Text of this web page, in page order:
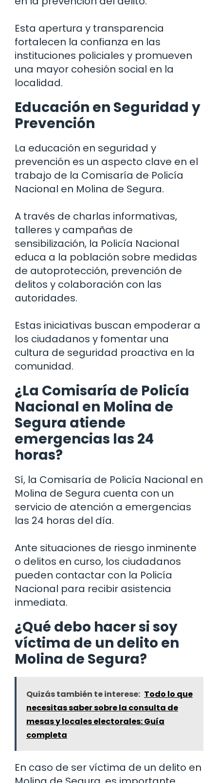
Esta apertura y transparencia
fortalecen la confianza en las
instituciones policiales y promueven
una mayor cohesión social en la
localidad.
Educación en Seguridad y
Prevención
La educación en seguridad y
prevención es un aspecto clave en el
trabajo de la Comisaría de Policía
Nacional en Molina de Segura.
A través de charlas informativas,
talleres y campañas de
sensibilización, la Policía Nacional
educa a la población sobre medidas
de autoprotección, prevención de
delitos y colaboración con las
autoridades.
Estas iniciativas buscan empoderar a
los ciudadanos y fomentar una
cultura de seguridad proactiva en la
comunidad.
¿La Comisaría de Policía
Nacional en Molina de
Segura atiende
emergencias las 24
horas?
Sí, la Comisaría de Policía Nacional en
Molina de Segura cuenta con un
servicio de atención a emergencias
las 24 horas del día.
Ante situaciones de riesgo inminente
o delitos en curso, los ciudadanos
pueden contactar con la Policía
Nacional para recibir asistencia
inmediata.
¿Qué debo hacer si soy
víctima de un delito en
Molina de Segura?
Quizás también te interese: Todo lo que
necesitas saber sobre la consulta de
mesas y locales electorales: Guía
completa
En caso de ser víctima de un delito en